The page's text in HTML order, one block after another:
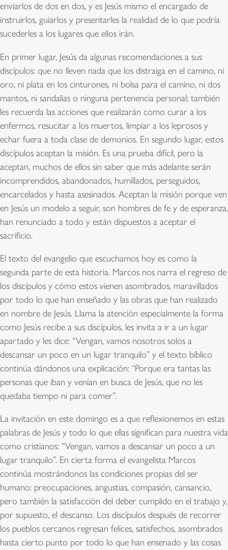
enviarlos de dos en dos, y es Jesús mismo el encargado de
instruirlos, guiarlos y presentarles la realidad de lo que podría
sucederles a los lugares que ellos irán.
En primer lugar, Jesús da algunas recomendaciones a sus
discípulos: que no lleven nada que los distraiga en el camino, ni
oro, ni plata en los cinturones, ni bolsa para el camino, ni dos
mantos, ni sandalias o ninguna pertenencia personal; también
les recuerda las acciones que realizarán como curar a los
enfermos, resucitar a los muertos, limpiar a los leprosos y
echar fuera a toda clase de demonios. En segundo lugar, estos
discípulos aceptan la misión. Es una prueba difícil, pero la
aceptan, muchos de ellos sin saber que más adelante serán
incomprendidos, abandonados, humillados, perseguidos,
encarcelados y hasta asesinados. Aceptan la misión porque ven
en Jesús un modelo a seguir, son hombres de fe y de esperanza,
han renunciado a todo y están dispuestos a aceptar el
sacrificio.
El texto del evangelio que escuchamos hoy es como la
segunda parte de esta historia. Marcos nos narra el regreso de
los discípulos y cómo estos vienen asombrados, maravillados
por todo lo que han enseñado y las obras que han realizado
en nombre de Jesús. Llama la atención especialmente la forma
como Jesús recibe a sus discípulos, les invita a ir a un lugar
apartado y les dice: “Vengan, vamos nosotros solos a
descansar un poco en un lugar tranquilo” y el texto bíblico
continúa dándonos una explicación: “Porque era tantas las
personas que iban y venían en busca de Jesús, que no les
quedaba tiempo ni para comer”.
La invitación en este domingo es a que reflexionemos en estas
palabras de Jesús y todo lo que ellas significan para nuestra vida
como cristianos: “Vengan, vamos a descansar un poco a un
lugar tranquilo”. En cierta forma el evangelista Marcos
continúa mostrándonos las condiciones propias del ser
humano: preocupaciones, angustias, compasión, cansancio,
pero también la satisfacción del deber cumplido en el trabajo y,
por supuesto, el descanso. Los discípulos después de recorrer
los pueblos cercanos regresan felices, satisfechos, asombrados
hasta cierto punto por todo lo que han ensenado y las cosas